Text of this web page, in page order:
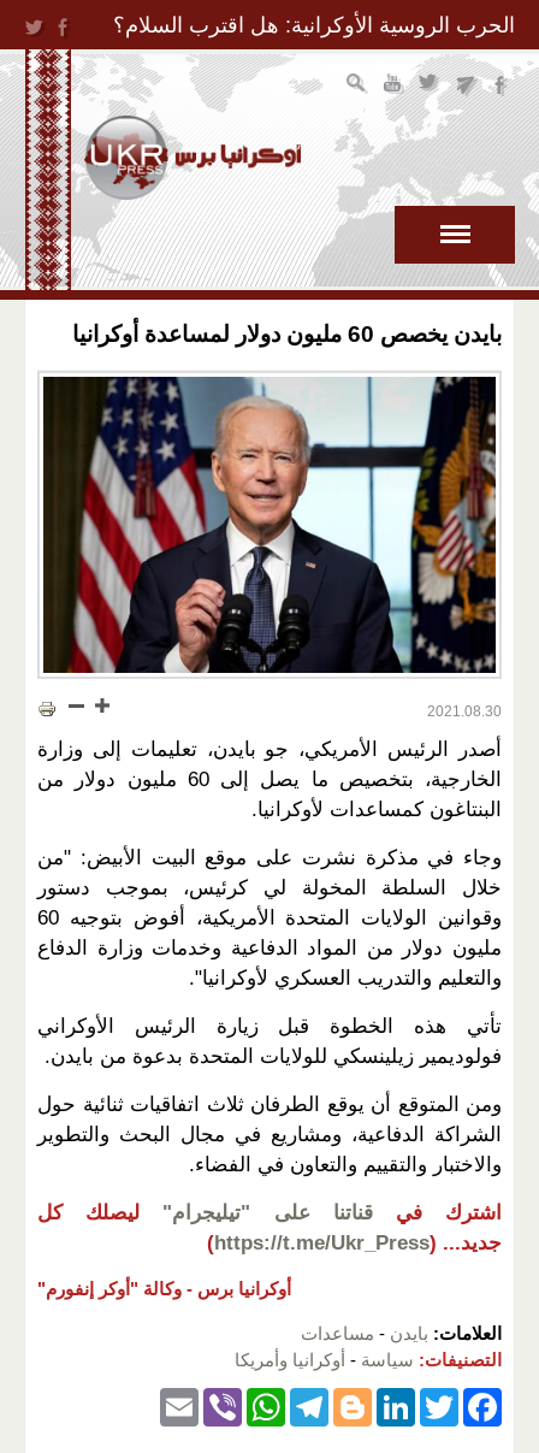
Jump to Navigation
الحرب الروسية الأوكرانية: هل اقترب السلام؟
بايدن يخصص 60 مليون دولار لمساعدة أوكرانيا
2021.08.30
أصدر الرئيس الأمريكي، جو بايدن، تعليمات إلى وزارة
الخارجية، بتخصيص ما يصل إلى 60 مليون دولار من
البنتاغون كمساعدات لأوكرانيا.
وجاء في مذكرة نشرت على موقع البيت الأبيض: "من
خلال السلطة المخولة لي كرئيس، بموجب دستور
وقوانين الولايات المتحدة الأمريكية، أفوض بتوجيه 60
مليون دولار من المواد الدفاعية وخدمات وزارة الدفاع
والتعليم والتدريب العسكري لأوكرانيا".
تأتي هذه الخطوة قبل زيارة الرئيس الأوكراني
فولوديمير زيلينسكي للولايات المتحدة بدعوة من بايدن.
ومن المتوقع أن يوقع الطرفان ثلاث اتفاقيات ثنائية حول
الشراكة الدفاعية، ومشاريع في مجال البحث والتطوير
والاختبار والتقييم والتعاون في الفضاء.
اشترك في قناتنا على "تيليجرام"
ليصلك كل
جديد... (
https://t.me/Ukr_Press
)
أوكرانيا برس - وكالة "أوكر إنفورم"
العلامات: بايدن - مساعدات
التصنيفات: سياسة - أوكرانيا وأمريكا
F
T
Li
Bl
T
W
Vi